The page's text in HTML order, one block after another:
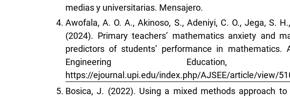
medias y universitarias. Mensajero.
Awofala, A. O. A., Akinoso, S., Adeniyi, C. O., Jega, S.
(2024). Primary teachers’ mathematics anxiety and
predictors of students’ performance in mathematics.
Engineering
https://ejournal.upi.edu/index.php/AJSEE/article/view/
Bosica, J. (2022). Using a mixed methods approach